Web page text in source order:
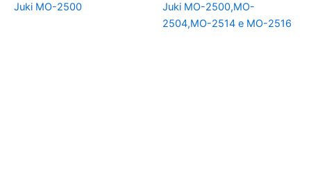
Juki MO-2500
Juki MO-2500,MO-
2504,MO-2514 e MO-2516